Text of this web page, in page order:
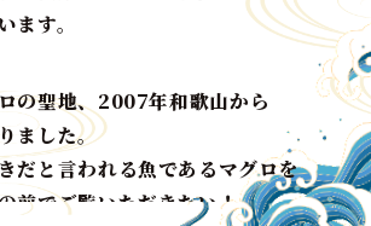
ます。
の聖地、2007年和歌山から
ました。
だと言われる魚であるマグロを
前でご覧いただきたい！